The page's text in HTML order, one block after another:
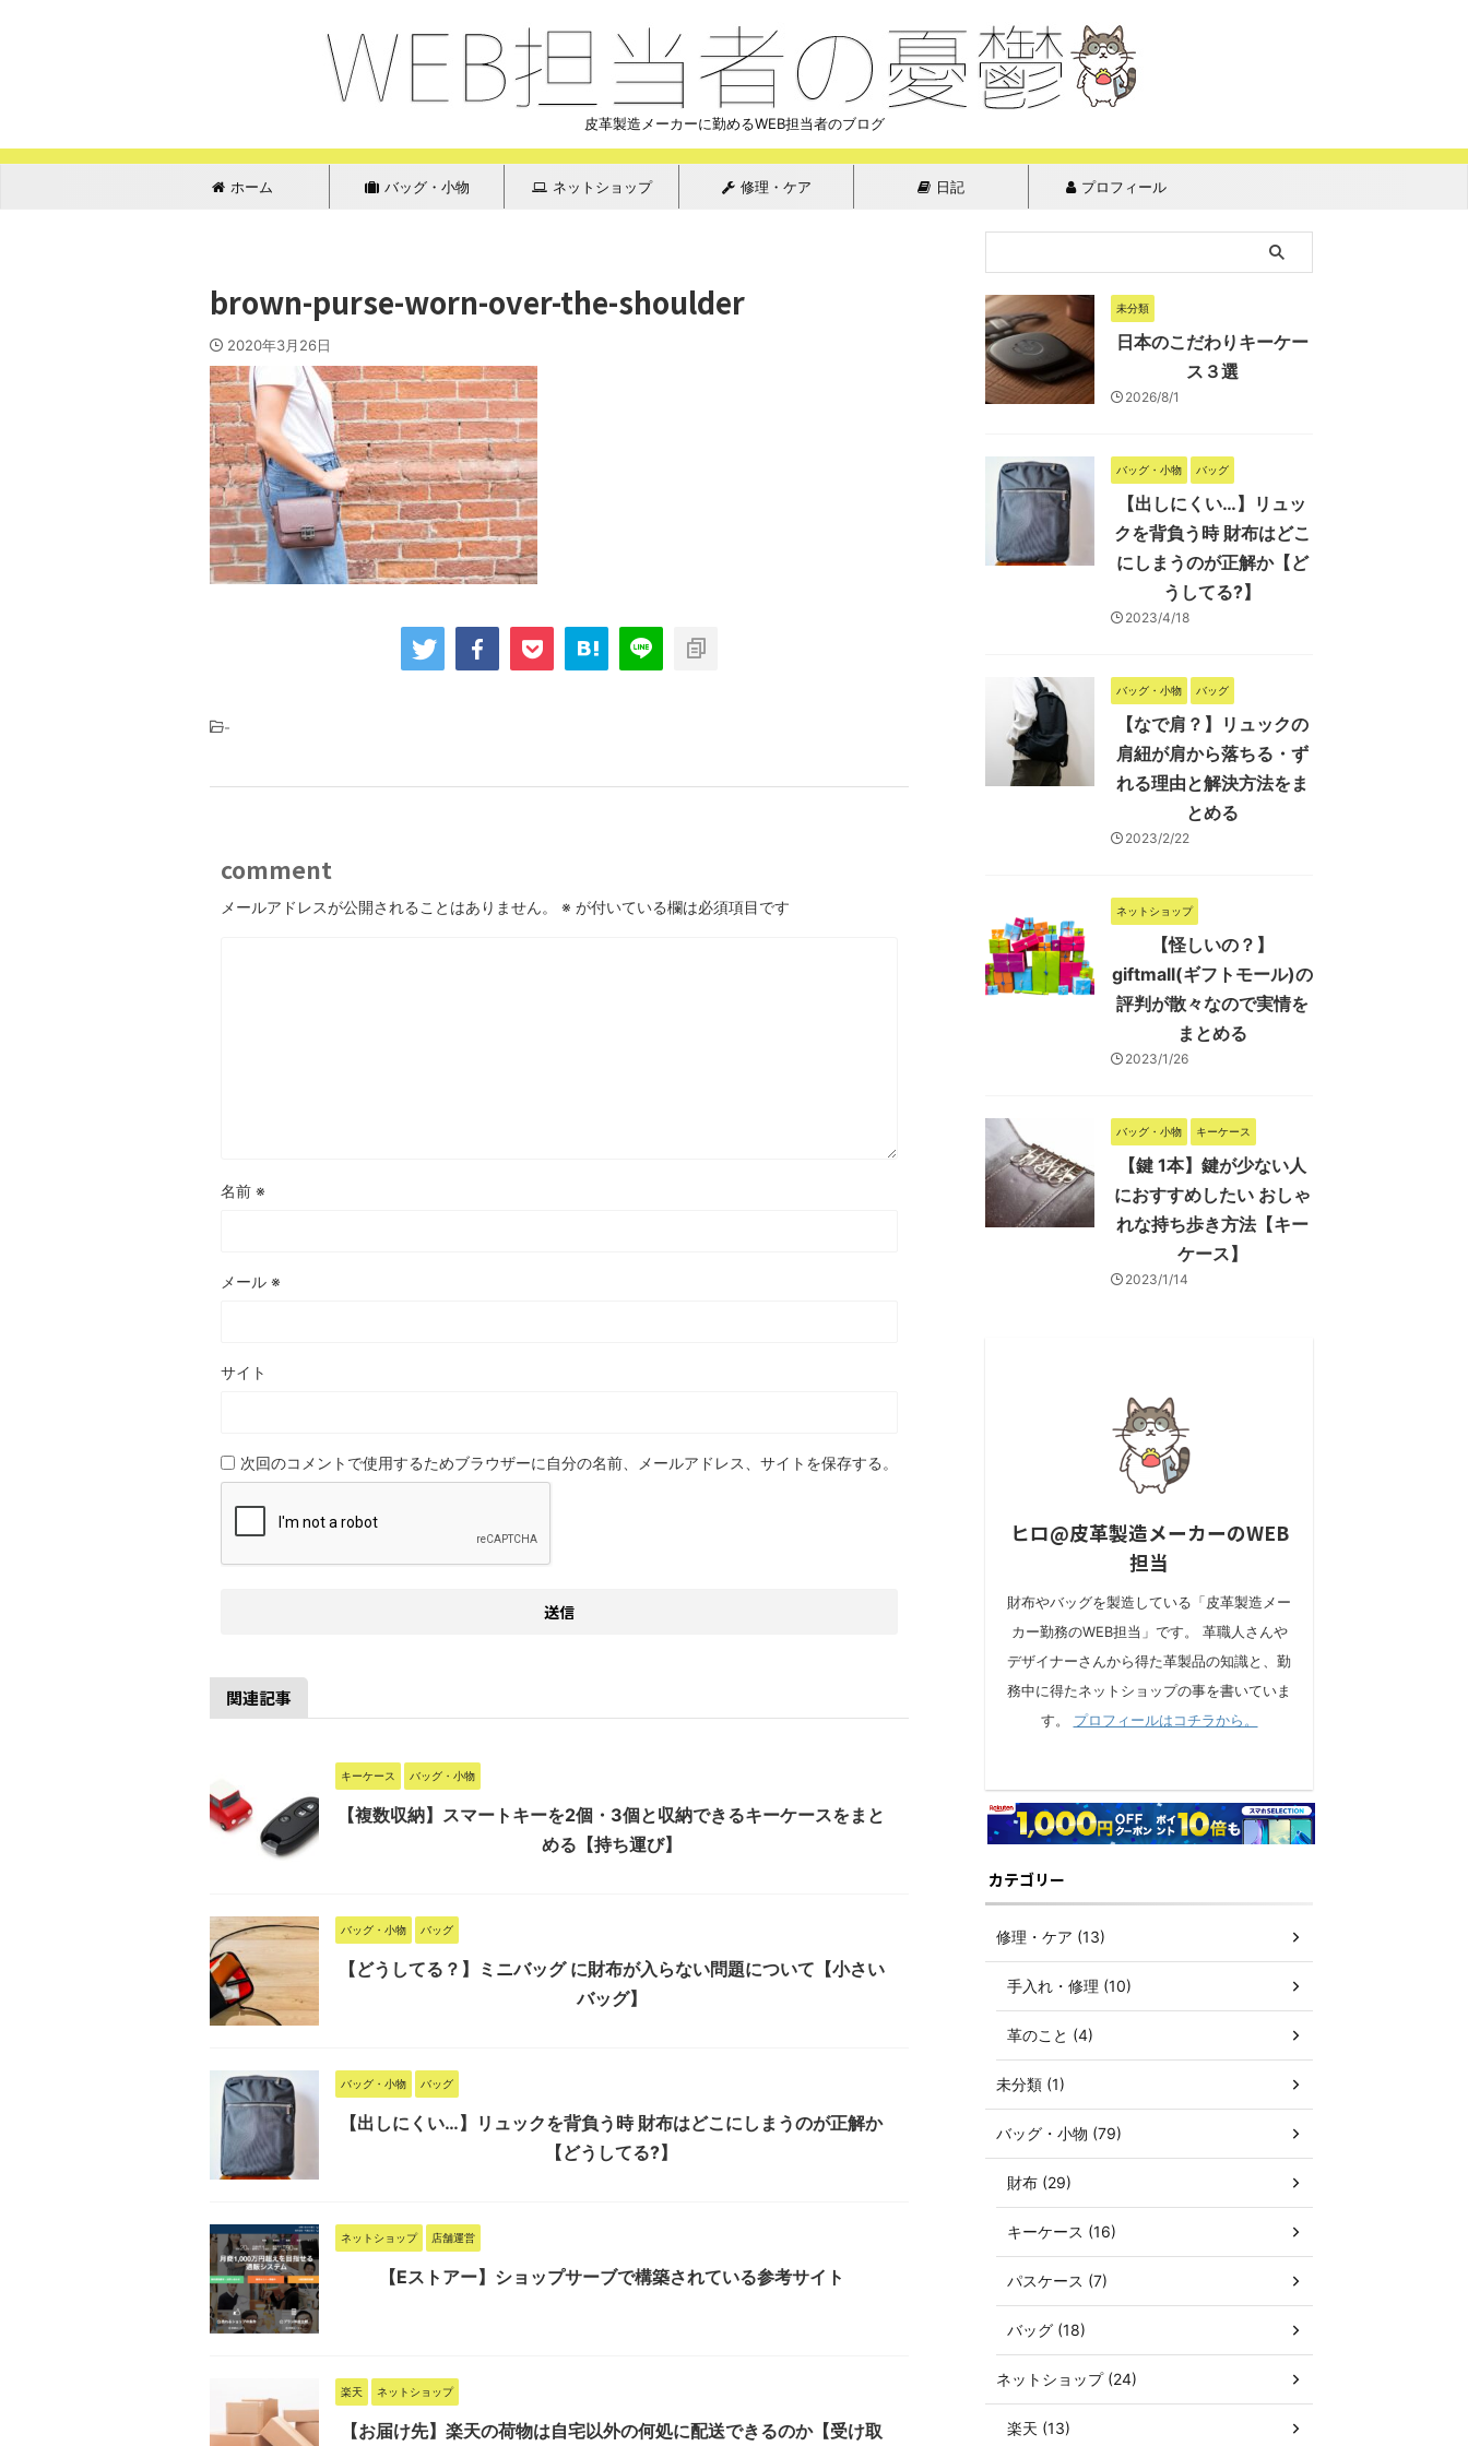
皮革製造メーカーに勤めるWEB担当者のブログ
ホーム バッグ・小物 ネットショップ 修理・ケア 日記 プロフィール
brown-purse-worn-over-the-shoulder
2020年3月26日
-
comment
メールアドレスが公開されることはありません。 ※ が付いている欄は必須項目です
名前 ※
メール ※
サイト
次回のコメントで使用するためブラウザーに自分の名前、メールアドレス、サイトを保存する。
関連記事
キーケース バッグ・小物
【複数収納】スマートキーを2個・3個と収納できるキーケースをまと
める【持ち運び】
バッグ・小物 バッグ
【どうしてる？】ミニバッグ に財布が入らない問題について【小さい
バッグ】
バッグ・小物 バッグ
【出しにくい…】リュックを背負う時 財布はどこにしまうのが正解か
【どうしてる?】
ネットショップ 店舗運営
【Eストアー】ショップサーブで構築されている参考サイト
楽天 ネットショップ
【お届け先】楽天の荷物は自宅以外の何処に配送できるのか【受け取
未分類
日本のこだわりキーケー
ス３選
2026/8/1
バッグ・小物 バッグ
【出しにくい…】リュッ
クを背負う時 財布はどこ
にしまうのが正解か【ど
うしてる?】
2023/4/18
バッグ・小物 バッグ
【なで肩？】リュックの
肩紐が肩から落ちる・ず
れる理由と解決方法をま
とめる
2023/2/22
ネットショップ
【怪しいの？】
giftmall(ギフトモール)の
評判が散々なので実情を
まとめる
2023/1/26
バッグ・小物 キーケース
【鍵 1本】鍵が少ない人
におすすめしたい おしゃ
れな持ち歩き方法【キー
ケース】
2023/1/14
ヒロ@皮革製造メーカーのWEB
担当
財布やバッグを製造している「皮革製造メー
カー勤務のWEB担当」です。 革職人さんや
デザイナーさんから得た革製品の知識と、勤
務中に得たネットショップの事を書いていま
す。 プロフィールはコチラから。
カテゴリー
修理・ケア (13)
手入れ・修理 (10)
革のこと (4)
未分類 (1)
バッグ・小物 (79)
財布 (29)
キーケース (16)
パスケース (7)
バッグ (18)
ネットショップ (24)
楽天 (13)